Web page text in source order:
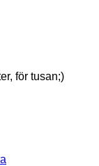
för tusan;)